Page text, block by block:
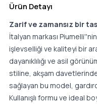
Ürün Detayı
Zarif ve zamansız bir
İtalyan markası
işlevselliği ve kaliteyi bir
dayanıklılığı ve asil
stiline, akşam
sağlayan bu model,
Kullanışlı formu ve ideal